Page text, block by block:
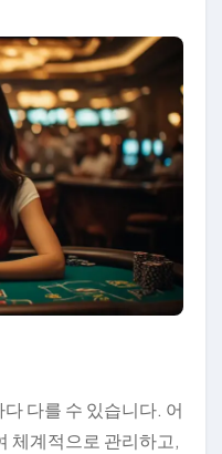
다를 수 있습니다. 어
체계적으로 관리하고,